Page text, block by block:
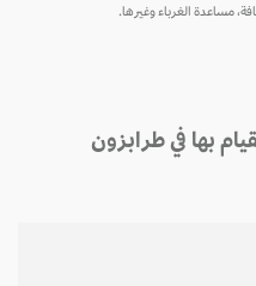
مساعدة الغرباء وغيرها.
بها في طرابزون